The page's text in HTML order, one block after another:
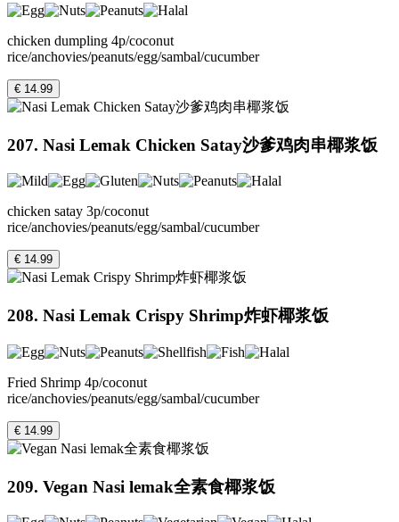
chicken dumpling 4p/coconut
rice/anchovies/peanuts/egg/sambal/cucumber
€ 14.99
207. Nasi Lemak Chicken Satay沙爹鸡肉串椰浆饭
chicken satay 3p/coconut
rice/anchovies/peanuts/egg/sambal/cucumber
€ 14.99
208. Nasi Lemak Crispy Shrimp炸虾椰浆饭
Fried Shrimp 4p/coconut
rice/anchovies/peanuts/egg/sambal/cucumber
€ 14.99
209. Vegan Nasi lemak全素食椰浆饭